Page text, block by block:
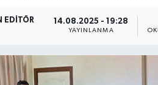
EDITÖR 14.08.2025 - 19:28
YAYINLANMA